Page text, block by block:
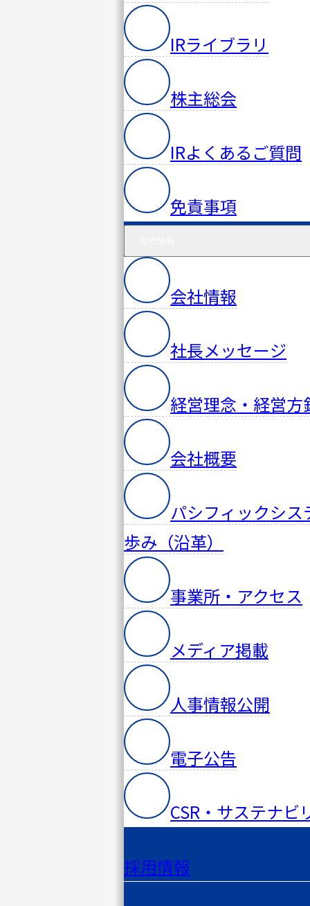
IRライブラリ
株主総会
IRよくあるご質問
免責事項
会社情報
社長メッセージ
経営理念・経営方
会社概要
パシフィックシス
歩み（沿革）
事業所・アクセス
メディア掲載
人事情報公開
電子公告
CSR・サステナビ
採用情報
報
ス
セミナ
ー・イ
ベント
PACIFIC
サイバ
ー
リティ